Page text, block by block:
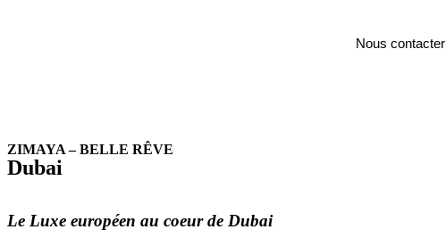
Nous contacter
ZIMAYA – BELLE RÊVE
Dubai
Le Luxe européen au coeur de Dubai